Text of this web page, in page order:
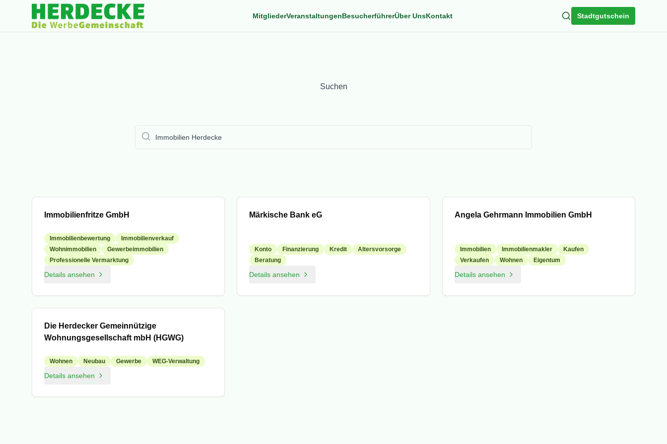
MitgliederVeranstaltungenBesucherführerÜber UnsKontakt SearchStadtgutschein
Suchen
Immobilienfritze GmbH
Immobilienbewertung
Immobilienverkauf
Wohnimmobilien
Gewerbeimmobilien
Professionelle Vermarktung
Details ansehen
Märkische Bank eG
Konto Finanzierung Kredit
Altersvorsorge
Beratung
Details ansehen
Angela Gehrmann Immobilien GmbH
Immobilien Immobilienmakler
Kaufen
Verkaufen
Wohnen Eigentum
Details ansehen
Die Herdecker Gemeinnützige
Wohnungsgesellschaft mbH (HGWG)
Wohnen Neubau Gewerbe WEG-Verwaltung
Details ansehen